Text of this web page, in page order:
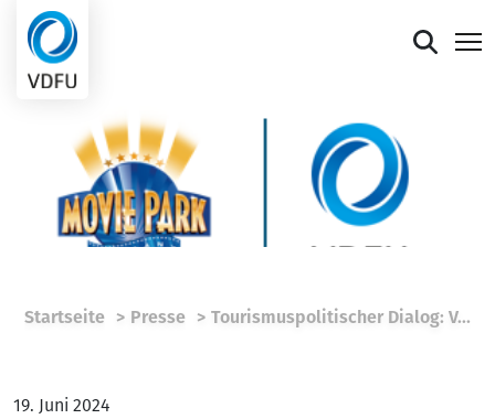
Mitgliederportal
Verband
Mitglieder
Die faire Sieben
Startseite Presse Tourismuspolitischer Dialog: V...
19. Juni 2024